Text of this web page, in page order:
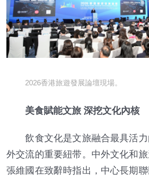
2026香港旅遊發展論壇現場。
美食賦能文旅 深挖文化內核
飲食文化是文旅融合最具活力
外交流的重要紐带。中外文化和
張維國在致辭時指出，中心長期